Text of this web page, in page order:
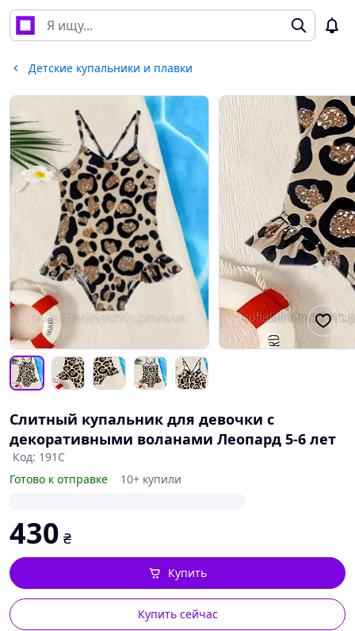
Детские купальники и плавки
Слитный купальник для девочки с
декоративными воланами Леопард 5-6 лет
Код: 191С
Готово к отправке
10+ купили
430 ₴
Купить сейчас
Купить